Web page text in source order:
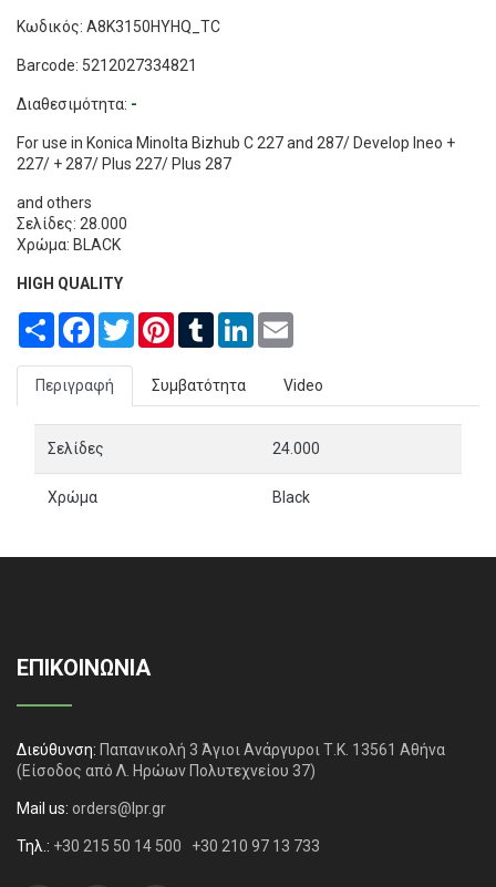
Κωδικός: A8K3150HYHQ_TC
Barcode: 5212027334821
Διαθεσιμότητα: -
For use in Konica Minolta Bizhub C 227 and 287/ Develop Ineo +
227/ + 287/ Plus 227/ Plus 287
and others
Σελίδες: 28.000
Χρώμα: BLACK
HIGH QUALITY
Share Facebook
TwitterPinterestTumblrLinkedIn
Περιγραφή Συμβατότητα Video
Σελίδες 24.000
Χρώμα Black
ΕΠΙΚΟΙΝΩΝΙΑ
Διεύθυνση: Παπανικολή 3 Άγιοι Ανάργυροι Τ.Κ. 13561 Αθήνα
(Είσοδος από Λ. Ηρώων Πολυτεχνείου 37)
Mail us: orders@lpr.gr
Τηλ.: +30 215 50 14 500 +30 210 97 13 733